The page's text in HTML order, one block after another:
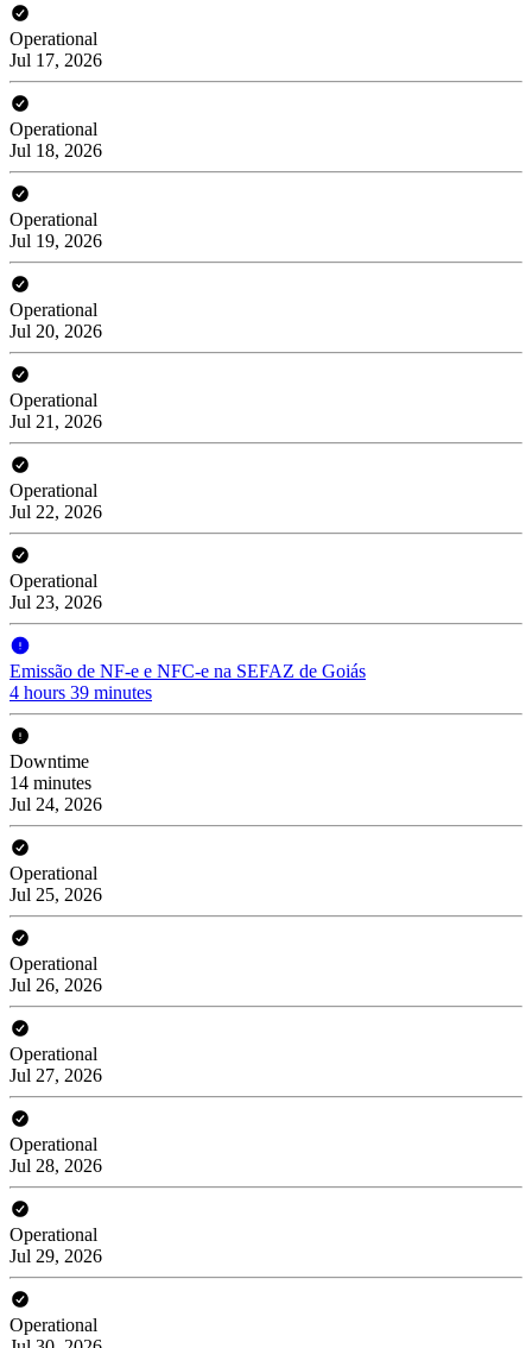
Operational
Jul 17, 2026
Operational
Jul 18, 2026
Operational
Jul 19, 2026
Operational
Jul 20, 2026
Operational
Jul 21, 2026
Operational
Jul 22, 2026
Operational
Jul 23, 2026
Emissão de NF-e e NFC-e na SEFAZ de Goiás
4 hours 39 minutes
Downtime
14 minutes
Jul 24, 2026
Operational
Jul 25, 2026
Operational
Jul 26, 2026
Operational
Jul 27, 2026
Operational
Jul 28, 2026
Operational
Jul 29, 2026
Operational